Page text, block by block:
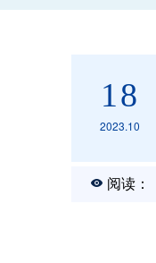
18
2023.10
阅读：